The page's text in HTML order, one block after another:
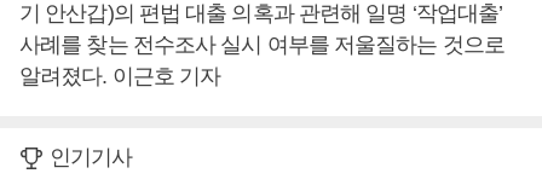
기 안산갑)의 편법 대출 의혹과 관련해 일명 ‘작업대출’
사례를 찾는 전수조사 실시 여부를 저울질하는 것으로
알려졌다. 이근호 기자
인기기사